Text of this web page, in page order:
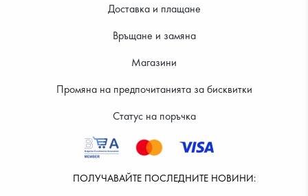
Доставка и плащане
Връщане и замяна
Магазини
Промяна на предпочитанията за бисквитки
Статус на поръчка
ПОЛУЧАВАЙТЕ ПОСЛЕДНИТЕ НОВИНИ: